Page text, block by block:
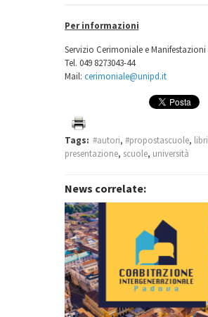
Per informazioni
Servizio Cerimoniale e Manifestazioni
Tel. 049 8273043-44
Mail: cerimoniale@unipd.it
Tags: #autori, #propostascuole, libri
presentazione, scuole, università
News correlate: